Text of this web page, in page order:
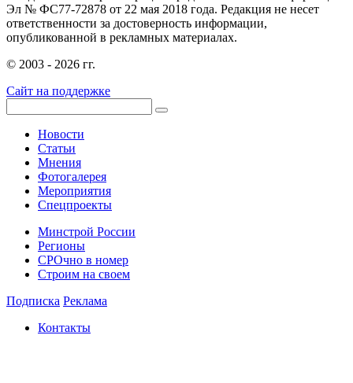
Эл № ФС77-72878 от 22 мая 2018 года. Редакция не несет
ответственности за достоверность информации,
опубликованной в рекламных материалах.
© 2003 - 2026 гг.
Сайт на поддержке
Новости
Статьи
Мнения
Фотогалерея
Мероприятия
Спецпроекты
Минстрой России
Регионы
СРОчно в номер
Строим на своем
Подписка Реклама
Контакты